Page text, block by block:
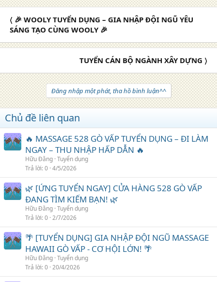
〈 🎉 WOOLY TUYỂN DỤNG – GIA NHẬP ĐỘI NGŨ YÊU
SÁNG TẠO CÙNG WOOLY 🎉
TUYỂN CÁN BỘ NGÀNH XÂY DỰNG 〉
Đăng nhập một phát, tha hồ bình luận^^
Chủ đề liên quan
🔥 MASSAGE 528 GÒ VẤP TUYỂN DỤNG – ĐI LÀM
NGAY – THU NHẬP HẤP DẪN 🔥
Hữu Đằng Tuyển dụng
Trả lời 0 4/5/2026
🌿 [ỨNG TUYỂN NGAY] CỬA HÀNG 528 GÒ VẤP
ĐANG TÌM KIẾM BẠN! 🌿
Hữu Đằng Tuyển dụng
Trả lời 0 2/7/2026
🌴 [TUYỂN DỤNG] GIA NHẬP ĐỘI NGŨ MASSAGE
HAWAII GÒ VẤP - CƠ HỘI LỚN! 🌴
Hữu Đằng Tuyển dụng
Trả lời 0 20/4/2026